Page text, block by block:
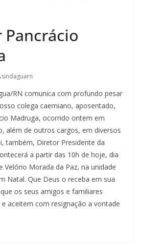
sindaguarn
RN comunica com profundo pesar
colega caerniano, aposentado,
Madruga, ocorrido ontem em
além de outros cargos, em diversos
também, Diretor Presidente da
a partir das 10h de hoje, dia
Velório Morada da Paz, na unidade
Natal. Que Deus o receba em sua
os seus amigos e familiares
aceitem com resignação a vontade